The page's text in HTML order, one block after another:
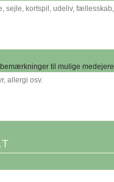
til mulige medejere